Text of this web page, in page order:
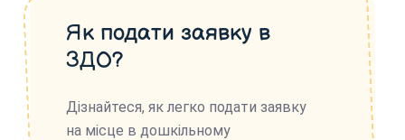
Як подати заявку в
ЗДО?
Дізнайтеся, як легко подати заявку
на місце в дошкільному